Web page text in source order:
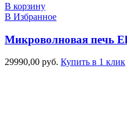
В корзину
В Избранное
Микроволновая печь
29990,00 руб. Купить в 1 клик